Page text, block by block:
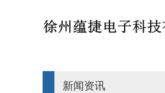
新闻资讯